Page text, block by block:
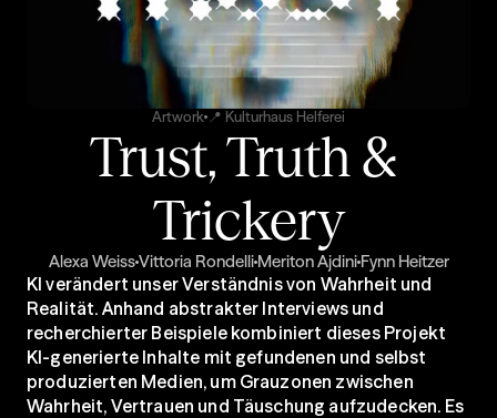
Artwork 📍 Kulturhaus Helferei
Trust, Truth &
Trickery
Alexa WeissVittoria RondelliMeriton AjdiniFynn Heitzer
KI verändert unser Verständnis von Wahrheit und
Realität. Anhand abstrakter Interviews und
recherchierter Beispiele kombiniert dieses Projekt
KI-generierte Inhalte mit gefundenen und selbst
produzierten Medien, um Grauzonen zwischen
Wahrheit, Vertrauen und Täuschung aufzudecken. Es